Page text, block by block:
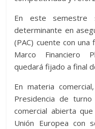
En este semestre
determinante en
(PAC) cuente con
Marco Financiero
quedará fijado a final
En materia
Presidencia de
comercial abierta
Unión Europea con